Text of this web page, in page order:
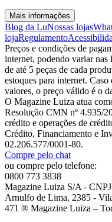
Mais informações
Blog da LuNossas lojas
lojaRegulamento
Preços e condições de
internet, podendo variar nas
de até 5 peças de cada
estoques para internet.
valores, o preço válido é o
O Magazine Luiza atua
Resolução CMN nº 4.935/
crédito e operações de
Crédito, Financiamento e
02.206.577/0001-80.
Compre pelo chat
ou compre pelo telefone:
0800 773 3838
Magazine Luiza S/A -
Arnulfo de Lima, 2385 -
471 ® Magazine Luiza –